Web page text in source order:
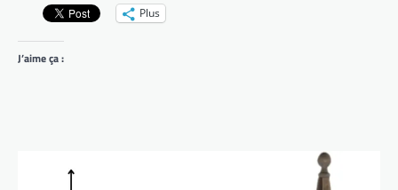
Plus
J’aime ça :